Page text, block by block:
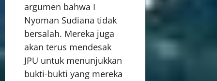
argumen bahwa I
Nyoman Sudiana tidak
bersalah. Mereka juga
akan terus mendesak
JPU untuk menunjukkan
bukti-bukti yang mereka